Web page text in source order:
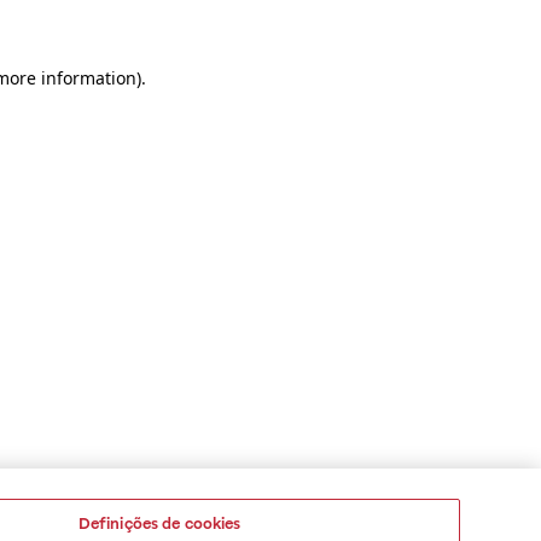
information).
Definições de cookies